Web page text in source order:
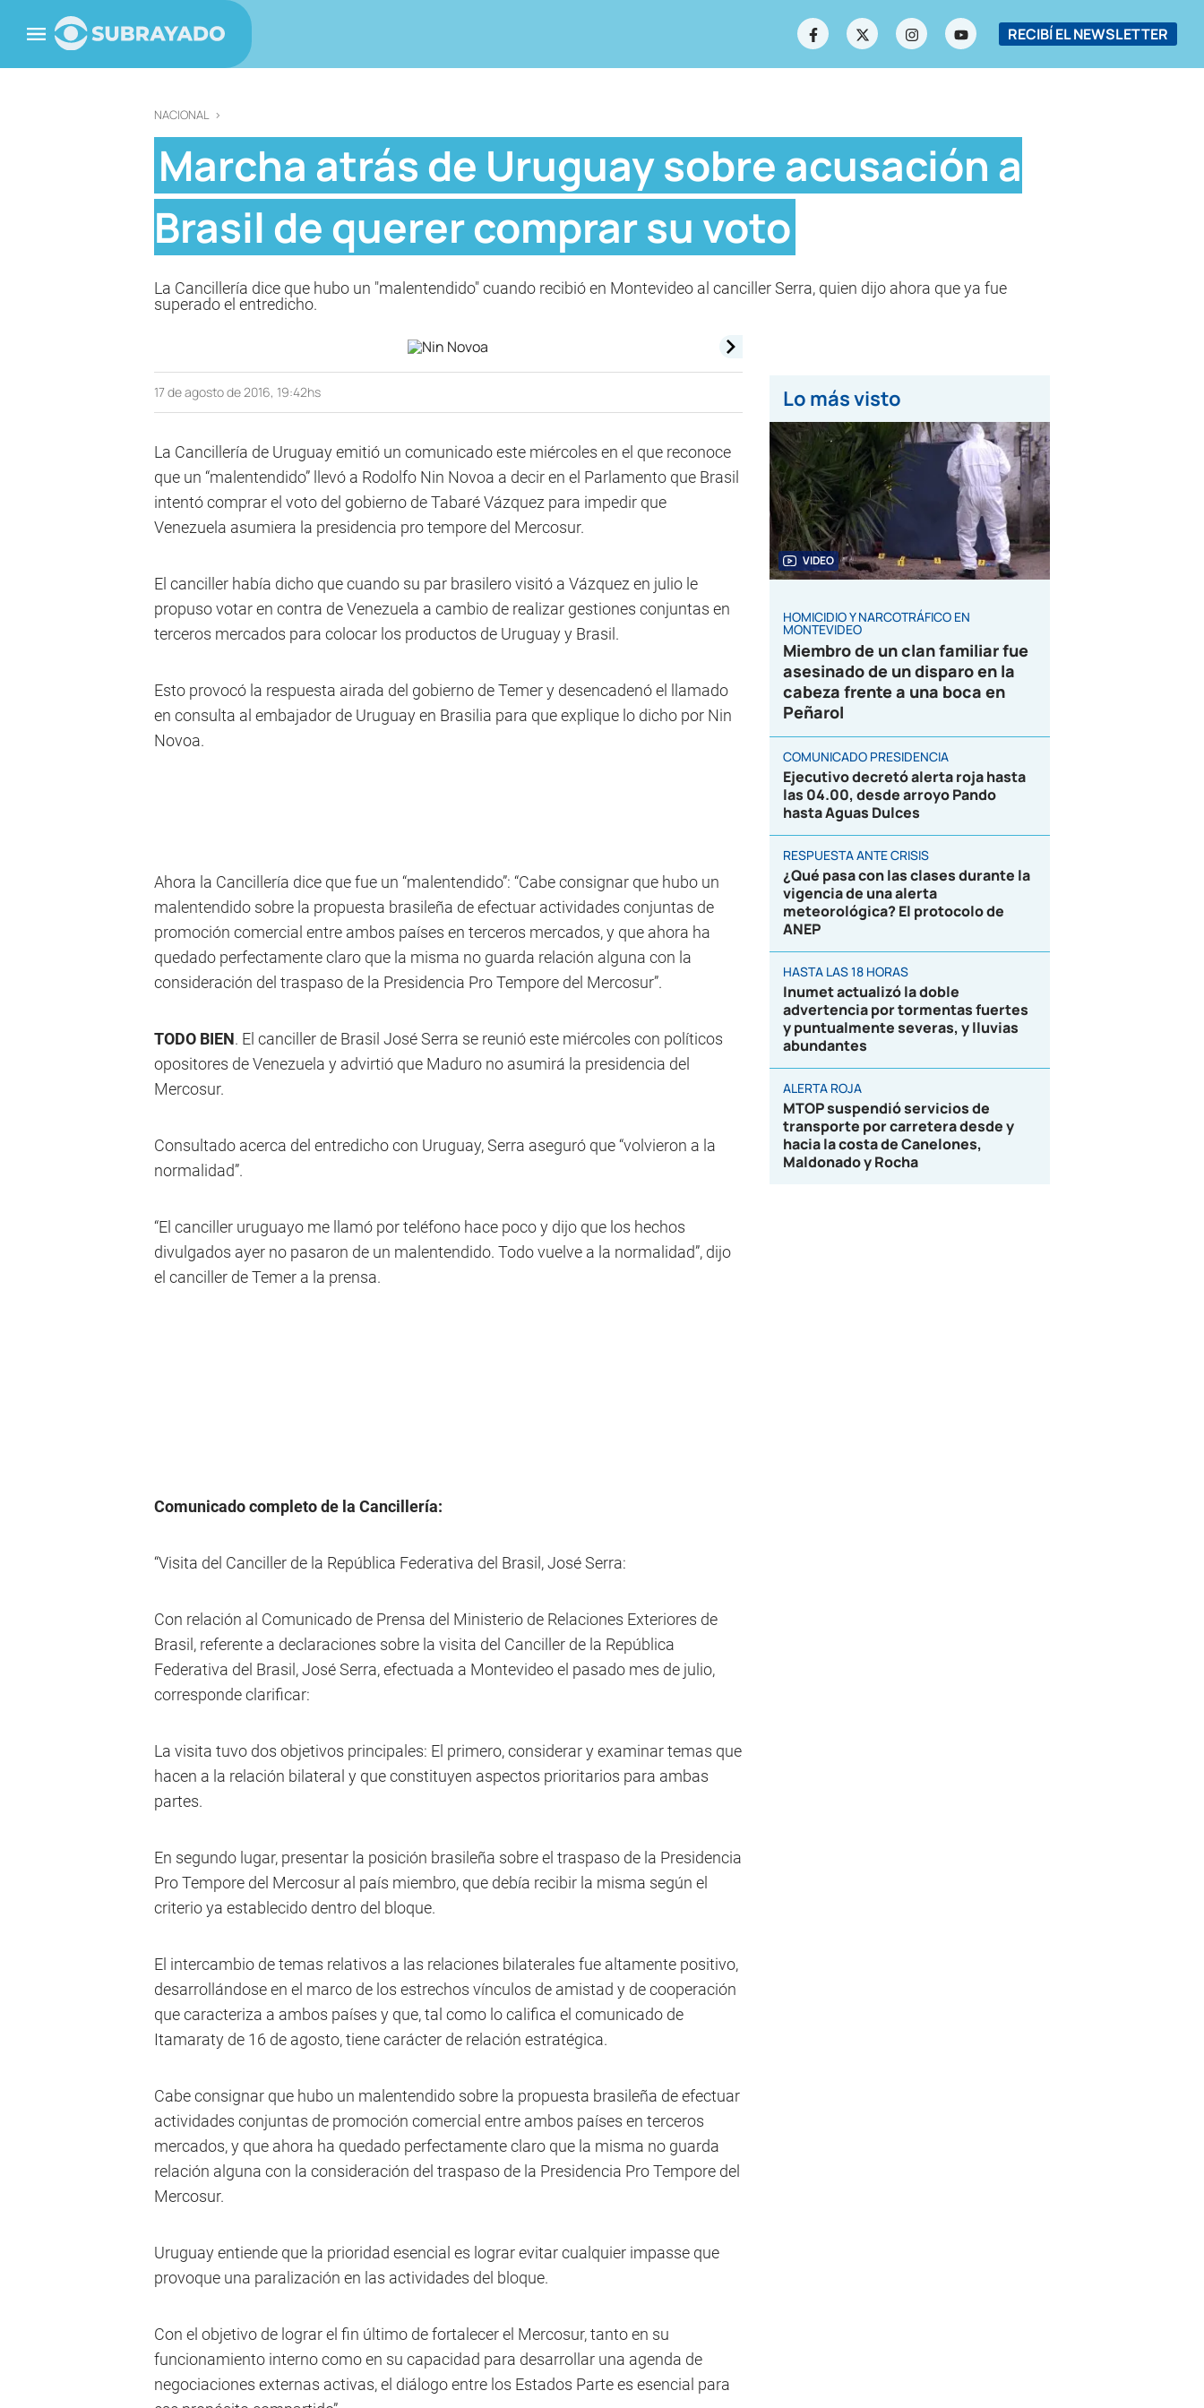
RECIBÍ EL NEWSLETTER
NACIONAL >
Marcha atrás de Uruguay sobre acusación a
Brasil de querer comprar su voto
La Cancillería dice que hubo un "malentendido" cuando recibió en Montevideo al canciller Serra, quien dijo ahora que ya fue
superado el entredicho.
17 de agosto de 2016, 19:42hs
La Cancillería de Uruguay emitió un comunicado este miércoles en el que reconoce
que un “malentendido” llevó a Rodolfo Nin Novoa a decir en el Parlamento que Brasil
intentó comprar el voto del gobierno de Tabaré Vázquez para impedir que
Venezuela asumiera la presidencia pro tempore del Mercosur.
El canciller había dicho que cuando su par brasilero visitó a Vázquez en julio le
propuso votar en contra de Venezuela a cambio de realizar gestiones conjuntas en
terceros mercados para colocar los productos de Uruguay y Brasil.
Esto provocó la respuesta airada del gobierno de Temer y desencadenó el llamado
en consulta al embajador de Uruguay en Brasilia para que explique lo dicho por Nin
Novoa.
Ahora la Cancillería dice que fue un “malentendido”: “Cabe consignar que hubo un
malentendido sobre la propuesta brasileña de efectuar actividades conjuntas de
promoción comercial entre ambos países en terceros mercados, y que ahora ha
quedado perfectamente claro que la misma no guarda relación alguna con la
consideración del traspaso de la Presidencia Pro Tempore del Mercosur”.
TODO BIEN. El canciller de Brasil José Serra se reunió este miércoles con políticos
opositores de Venezuela y advirtió que Maduro no asumirá la presidencia del
Mercosur.
Consultado acerca del entredicho con Uruguay, Serra aseguró que “volvieron a la
normalidad”.
“El canciller uruguayo me llamó por teléfono hace poco y dijo que los hechos
divulgados ayer no pasaron de un malentendido. Todo vuelve a la normalidad”, dijo
el canciller de Temer a la prensa.
Comunicado completo de la Cancillería:
“Visita del Canciller de la República Federativa del Brasil, José Serra:
Con relación al Comunicado de Prensa del Ministerio de Relaciones Exteriores de
Brasil, referente a declaraciones sobre la visita del Canciller de la República
Federativa del Brasil, José Serra, efectuada a Montevideo el pasado mes de julio,
corresponde clarificar:
La visita tuvo dos objetivos principales: El primero, considerar y examinar temas que
hacen a la relación bilateral y que constituyen aspectos prioritarios para ambas
partes.
En segundo lugar, presentar la posición brasileña sobre el traspaso de la Presidencia
Pro Tempore del Mercosur al país miembro, que debía recibir la misma según el
criterio ya establecido dentro del bloque.
El intercambio de temas relativos a las relaciones bilaterales fue altamente positivo,
desarrollándose en el marco de los estrechos vínculos de amistad y de cooperación
que caracteriza a ambos países y que, tal como lo califica el comunicado de
Itamaraty de 16 de agosto, tiene carácter de relación estratégica.
Cabe consignar que hubo un malentendido sobre la propuesta brasileña de efectuar
actividades conjuntas de promoción comercial entre ambos países en terceros
mercados, y que ahora ha quedado perfectamente claro que la misma no guarda
relación alguna con la consideración del traspaso de la Presidencia Pro Tempore del
Mercosur.
Uruguay entiende que la prioridad esencial es lograr evitar cualquier impasse que
provoque una paralización en las actividades del bloque.
Con el objetivo de lograr el fin último de fortalecer el Mercosur, tanto en su
funcionamiento interno como en su capacidad para desarrollar una agenda de
negociaciones externas activas, el diálogo entre los Estados Parte es esencial para
Lo más visto
VIDEO
HOMICIDIO Y NARCOTRÁFICO EN
MONTEVIDEO
Miembro de un clan familiar fue
asesinado de un disparo en la
cabeza frente a una boca en
Peñarol
COMUNICADO PRESIDENCIA
Ejecutivo decretó alerta roja hasta
las 04.00, desde arroyo Pando
hasta Aguas Dulces
RESPUESTA ANTE CRISIS
¿Qué pasa con las clases durante la
vigencia de una alerta
meteorológica? El protocolo de
ANEP
HASTA LAS 18 HORAS
Inumet actualizó la doble
advertencia por tormentas fuertes
y puntualmente severas, y lluvias
abundantes
ALERTA ROJA
MTOP suspendió servicios de
transporte por carretera desde y
hacia la costa de Canelones,
Maldonado y Rocha